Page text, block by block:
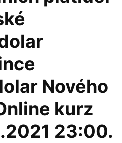
Nového
kurz
23:00.